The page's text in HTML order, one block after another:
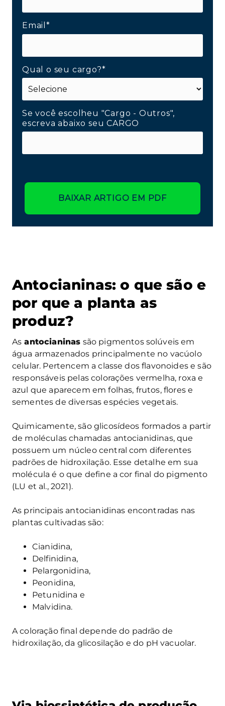
Email*
Qual o seu cargo?*
Se você escolheu "Cargo - Outros",
escreva abaixo seu CARGO
BAIXAR ARTIGO EM PDF
Antocianinas: o que são e
por que a planta as
produz?
As antocianinas são pigmentos solúveis em
água armazenados principalmente no vacúolo
celular. Pertencem a classe dos flavonoides e são
responsáveis pelas colorações vermelha, roxa e
azul que aparecem em folhas, frutos, flores e
sementes de diversas espécies vegetais.
Quimicamente, são glicosídeos formados a partir
de moléculas chamadas antocianidinas, que
possuem um núcleo central com diferentes
padrões de hidroxilação. Esse detalhe em sua
molécula é o que define a cor final do pigmento
(LU et al., 2021).
As principais antocianidinas encontradas nas
plantas cultivadas são:
Cianidina,
Delfinidina,
Pelargonidina,
Peonidina,
Petunidina e
Malvidina.
A coloração final depende do padrão de
hidroxilação, da glicosilação e do pH vacuolar.